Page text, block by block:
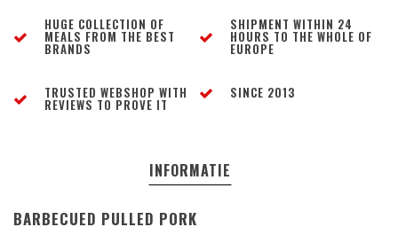
HUGE COLLECTION OF
MEALS FROM THE BEST
BRANDS
SHIPMENT WITHIN 24
HOURS TO THE WHOLE OF
EUROPE
TRUSTED WEBSHOP WITH
REVIEWS TO PROVE IT
SINCE 2013
INFORMATIE
BARBECUED PULLED PORK